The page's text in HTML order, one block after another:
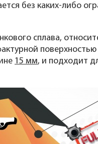
без каких-либо
сплава,
15 мм, и подходит